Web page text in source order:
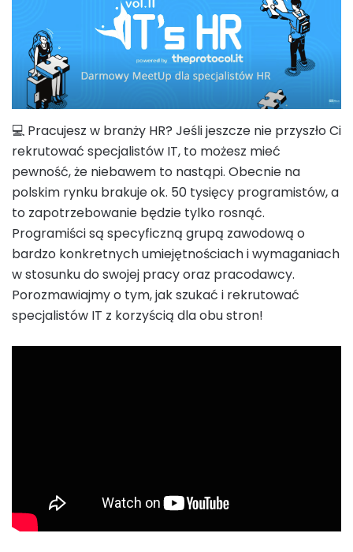
💻 Pracujesz w branży HR? Jeśli jeszcze nie przyszło Ci
rekrutować specjalistów IT, to możesz mieć
pewność, że niebawem to nastąpi. Obecnie na
polskim rynku brakuje ok. 50 tysięcy programistów, a
to zapotrzebowanie będzie tylko rosnąć.
Programiści są specyficzną grupą zawodową o
bardzo konkretnych umiejętnościach i wymaganiach
w stosunku do swojej pracy oraz pracodawcy.
Porozmawiajmy o tym, jak szukać i rekrutować
specjalistów IT z korzyścią dla obu stron!